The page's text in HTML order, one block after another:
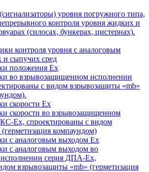
уровня погружного типа,
контроля уровня жидких и
(силосах, бункерах, цистернах).
контроля уровня с аналоговым
и сыпучих сред
положения Ех
во взрывозащищенном исполнении
с видом взрывозащиты «mb»
скорости Ех
скорости во взрывозащищенном
Ех, спроектированы с видом
компаундом)
с аналоговым выходом Ех
с аналоговым выходом во
серия ДПА-Ех,
взрывозащиты «mb» (герметизация